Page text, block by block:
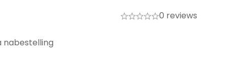
0 reviews
nabestelling